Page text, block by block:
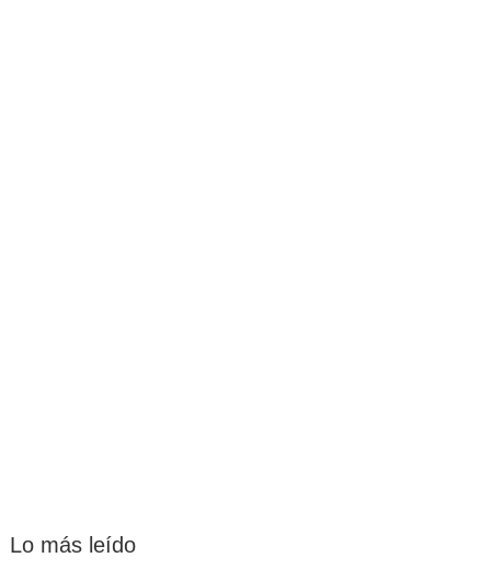
Lo más leído